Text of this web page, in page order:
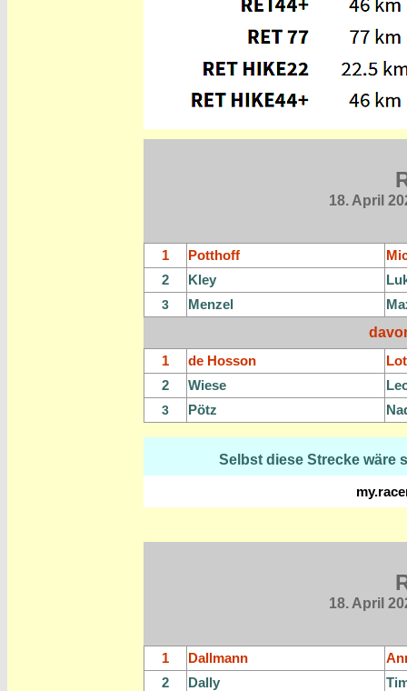
18. April
1 Potthoff
2
Kley
3 Menzel
1
de Hosson
2
Wiese
3 Pötz
Selbst diese Strecke wäre
18. April
1 Dallmann
2
Dally